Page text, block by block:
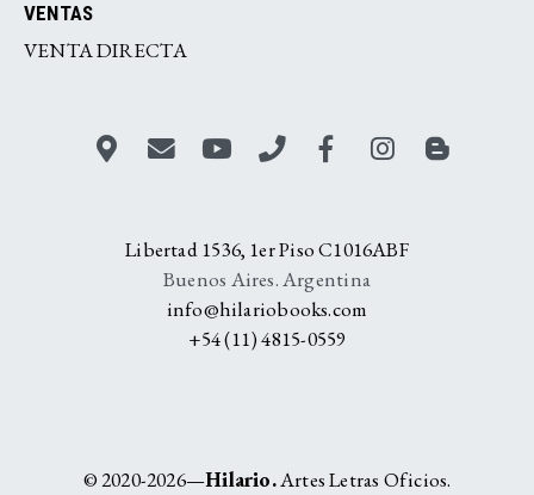
VENTAS
VENTA DIRECTA
Libertad 1536, 1er Piso C1016ABF
Buenos Aires. Argentina
info@hilariobooks.com
+54 (11) 4815-0559
© 2020-2026—Hilario.Artes Letras Oficios.